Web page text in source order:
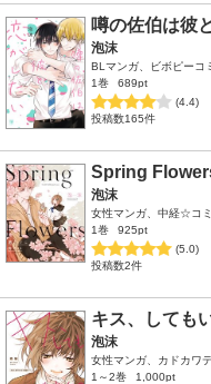
噂の佐伯は彼
泡沫
BLマンガ、ビボピーコ
1巻
689pt
(4.4)
投稿数165件
Spring
泡沫
女性マンガ、中経☆コ
1巻
925pt
(5.0)
投稿数2件
キス、しても
泡沫
女性マンガ、カドカワ
1～2巻
1,000pt